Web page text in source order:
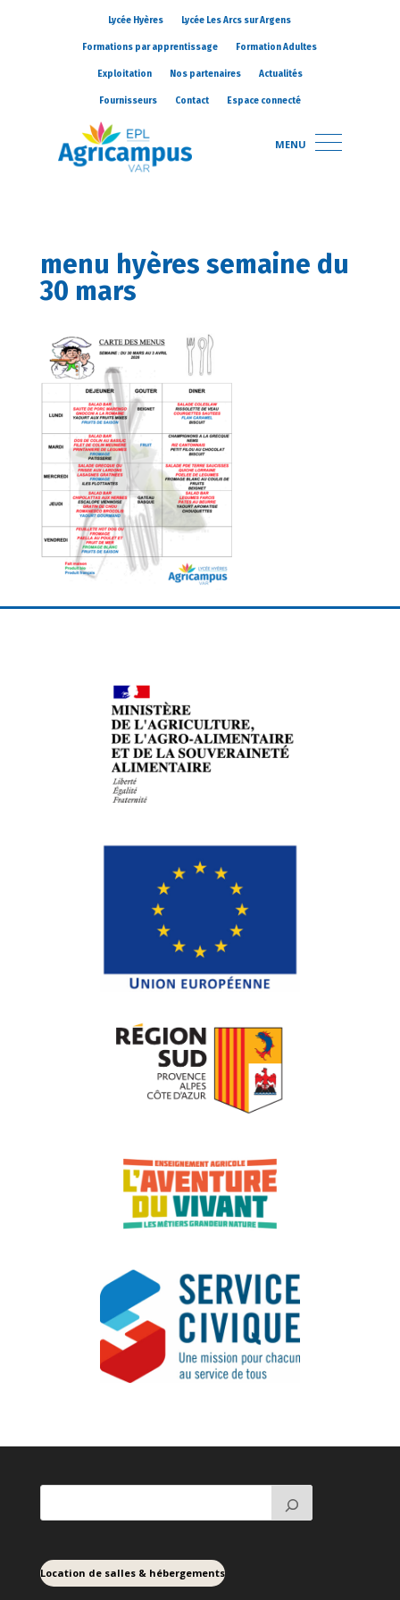
Lycée Hyères Lycée Les Arcs sur Argens
Formations par apprentissage Formation Adultes
Exploitation Nos partenaires Actualités
Fournisseurs Contact Espace connecté
MENU
menu hyères semaine du
30 mars
Location de salles & hébergements